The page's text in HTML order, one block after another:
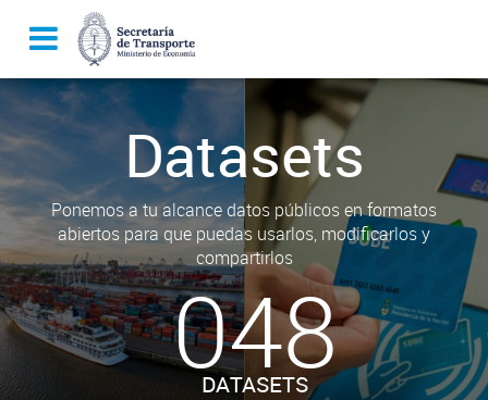
Datasets
Ponemos a tu alcance datos públicos en formatos
abiertos para que puedas usarlos, modificarlos y
compartirlos
048
DATASETS